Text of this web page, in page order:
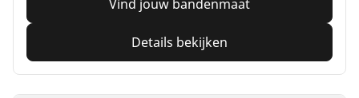
Vind jouw bandenmaat
Details bekijken